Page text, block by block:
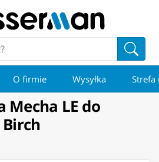
O firmie Wysyłka Strefa
Mecha LE do
Birch